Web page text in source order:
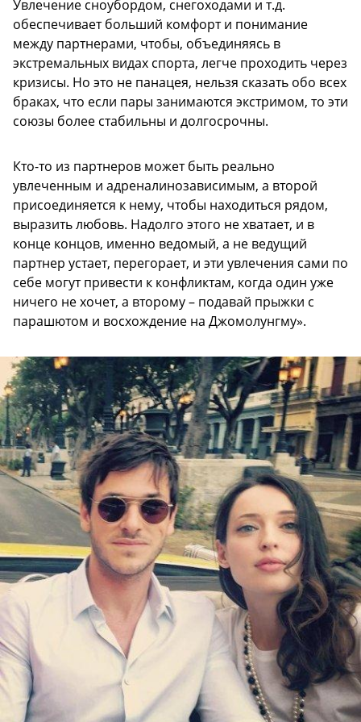
Увлечение сноубордом, снегоходами и т.д.
обеспечивает больший комфорт и понимание
между партнерами, чтобы, объединяясь в
экстремальных видах спорта, легче проходить через
кризисы. Но это не панацея, нельзя сказать обо всех
браках, что если пары занимаются экстримом, то эти
союзы более стабильны и долгосрочны.
Кто-то из партнеров может быть реально
увлеченным и адреналинозависимым, а второй
присоединяется к нему, чтобы находиться рядом,
выразить любовь. Надолго этого не хватает, и в
конце концов, именно ведомый, а не ведущий
партнер устает, перегорает, и эти увлечения сами по
себе могут привести к конфликтам, когда один уже
ничего не хочет, а второму – подавай прыжки с
парашютом и восхождение на Джомолунгму».